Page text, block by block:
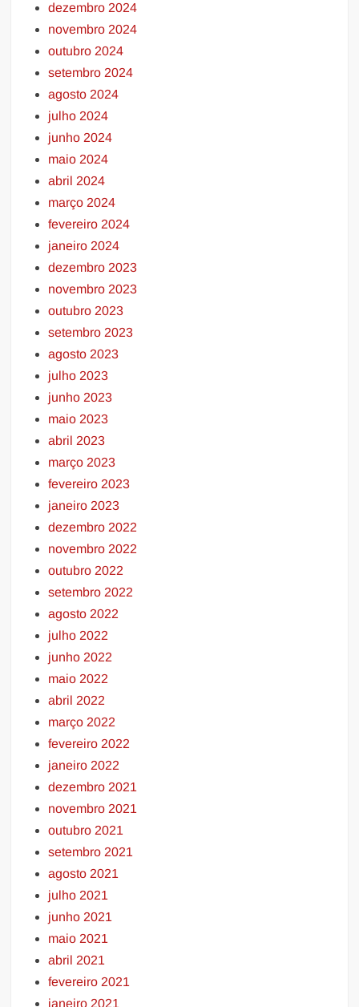
dezembro 2024
novembro 2024
outubro 2024
setembro 2024
agosto 2024
julho 2024
junho 2024
maio 2024
abril 2024
março 2024
fevereiro 2024
janeiro 2024
dezembro 2023
novembro 2023
outubro 2023
setembro 2023
agosto 2023
julho 2023
junho 2023
maio 2023
abril 2023
março 2023
fevereiro 2023
janeiro 2023
dezembro 2022
novembro 2022
outubro 2022
setembro 2022
agosto 2022
julho 2022
junho 2022
maio 2022
abril 2022
março 2022
fevereiro 2022
janeiro 2022
dezembro 2021
novembro 2021
outubro 2021
setembro 2021
agosto 2021
julho 2021
junho 2021
maio 2021
abril 2021
fevereiro 2021
janeiro 2021